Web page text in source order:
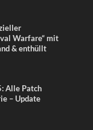
Warfare“ mit
& enthüllt
Alle Patch
– Update